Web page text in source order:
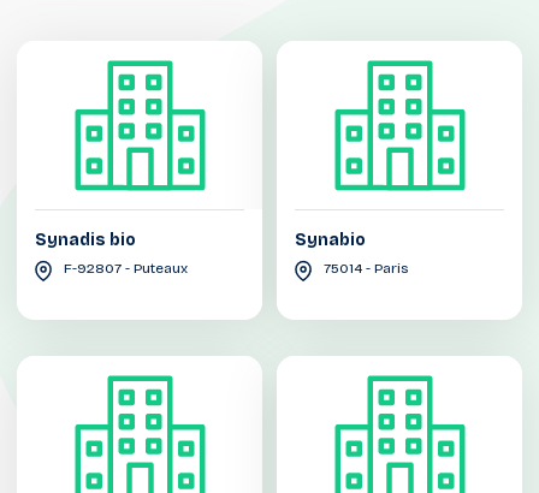
Synadis bio
F-92807 - Puteaux
Synabio
75014 - Paris